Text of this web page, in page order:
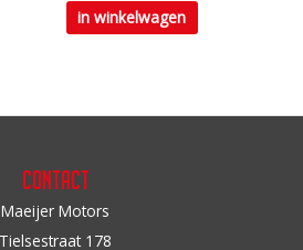
in winkelwagen
Contact
Maeijer Motors
Tielsestraat 178